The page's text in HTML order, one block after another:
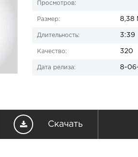
Просмотров:
Размер: 8,38
Длительность: 3:39
Качество: 320
Дата релиза: 8-06-
Скачать